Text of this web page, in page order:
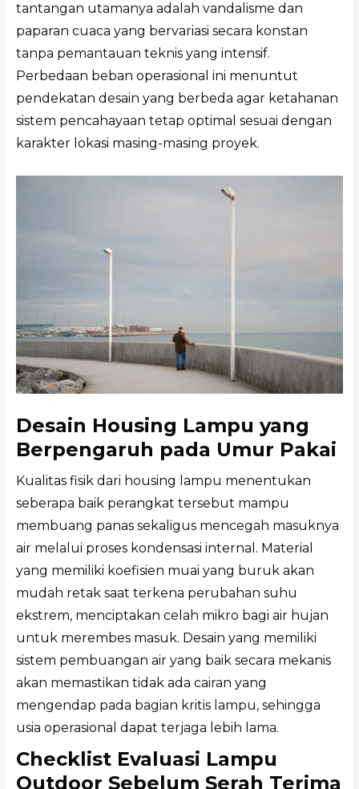
tantangan utamanya adalah vandalisme dan
paparan cuaca yang bervariasi secara konstan
tanpa pemantauan teknis yang intensif.
Perbedaan beban operasional ini menuntut
pendekatan desain yang berbeda agar ketahanan
sistem pencahayaan tetap optimal sesuai dengan
karakter lokasi masing-masing proyek.
Desain Housing Lampu yang
Berpengaruh pada Umur Pakai
Kualitas fisik dari housing lampu menentukan
seberapa baik perangkat tersebut mampu
membuang panas sekaligus mencegah masuknya
air melalui proses kondensasi internal. Material
yang memiliki koefisien muai yang buruk akan
mudah retak saat terkena perubahan suhu
ekstrem, menciptakan celah mikro bagi air hujan
untuk merembes masuk. Desain yang memiliki
sistem pembuangan air yang baik secara mekanis
akan memastikan tidak ada cairan yang
mengendap pada bagian kritis lampu, sehingga
usia operasional dapat terjaga lebih lama.
Checklist Evaluasi Lampu
Outdoor Sebelum Serah Terima